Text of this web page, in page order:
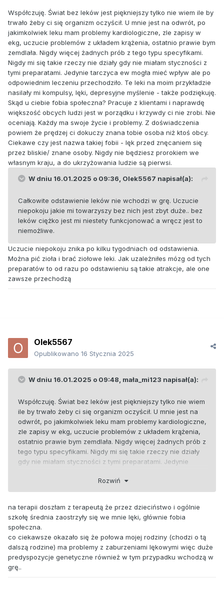
Współczuję. Świat bez leków jest piękniejszy tylko nie wiem ile by
trwało żeby ci się organizm oczyścił. U mnie jest na odwrót, po
jakimkolwiek leku mam problemy kardiologiczne, zle zapisy w
ekg, uczucie problemów z układem krążenia, ostatnio prawie bym
zemdlała. Nigdy więcej żadnych prób z tego typu specyfikami.
Nigdy mi się takie rzeczy nie działy gdy nie miałam styczności z
tymi preparatami. Jedynie tarczyca ew mogła mieć wpływ ale po
odpowiednim leczeniu przechodziło. Te leki na moim przykładzie
nasilały mi kompulsy, lęki, depresyjne myślenie - także podziękuję.
Skąd u ciebie fobia społeczna? Pracuje z klientami i naprawdę
większość obcych ludzi jest w porządku i krzywdy ci nie zrobi. Nie
oceniają. Każdy ma swoje życie i problemy. Z doświadczenia
powiem że prędzej ci dokuczy znana tobie osoba niż ktoś obcy.
Ciekawe czy jest nazwa takiej fobii - lęk przed znęcaniem się
przez bliskie/ znane osoby. Nigdy nie będziesz prorokiem we
własnym kraju, a do ukrzyżowania ludzie są pierwsi.
W dniu 16.01.2025 o 09:36, Olek5567 napisał(a):
Całkowite odstawienie leków nie wchodzi w grę. Uczucie
niepokoju jakie mi towarzyszy bez nich jest zbyt duże.. bez
leków ciężko jest mi niestety funkcjonować a wręcz jest to
niemożliwe.
Uczucie niepokoju znika po kilku tygodniach od odstawienia.
Można pić zioła i brać ziołowe leki. Jak uzależniłes mózg od tych
preparatów to od razu po odstawieniu są takie atrakcje, ale one
zawsze przechodzą
Olek5567
Opublikowano 16 Stycznia 2025
W dniu 16.01.2025 o 09:48, mała_mi123 napisał(a):
Współczuję. Świat bez leków jest piękniejszy tylko nie wiem
ile by trwało żeby ci się organizm oczyścił. U mnie jest na
odwrót, po jakimkolwiek leku mam problemy kardiologiczne,
zle zapisy w ekg, uczucie problemów z układem krążenia,
ostatnio prawie bym zemdlała. Nigdy więcej żadnych prób z
tego typu specyfikami. Nigdy mi się takie rzeczy nie działy
gdy nie miałam styczności z tymi preparatami. Jedynie
leczeniu przechodziło. Te leki na moim przykładzie nasilały
mi kompulsy, lęki, depresyjne myślenie - także podziękuję.
naprawdę większość obcych ludzi jest w porządku i
krzywdy ci nie zrobi. Nie oceniają. Każdy ma swoje życie i
problemy. Z doświadczenia powiem że prędzej ci dokuczy
znana tobie osoba niż ktoś obcy. Ciekawe czy jest nazwa
takiej fobii - lęk przed znęcaniem się przez bliskie/ znane
osoby. Nigdy nie będziesz prorokiem we własnym kraju, a
do ukrzyżowania ludzie są pierwsi.
Rozwiń
na terapii doszłam z terapeutą że przez dzieciństwo i ogólnie
szkołę średnia zaostrzyły się we mnie lęki, głównie fobia
społeczna.
co ciekawsze okazało się że połowa mojej rodziny (chodzi o tą
dalszą rodzine) ma problemy z zaburzeniami lękowymi więc duże
predyspozycje genetyczne również w tym przypadku wchodzą w
grę..